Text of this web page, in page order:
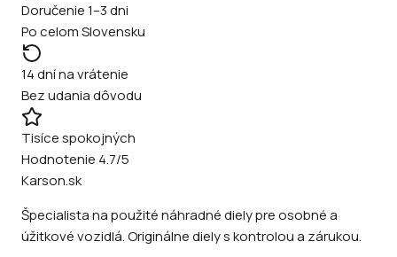
Doručenie 1–3 dni
Po celom Slovensku
14 dní na vrátenie
Bez udania dôvodu
Tisíce spokojných
Hodnotenie 4.7/5
Karson.sk
Špecialista na použité náhradné diely pre osobné a
úžitkové vozidlá. Originálne diely s kontrolou a zárukou.